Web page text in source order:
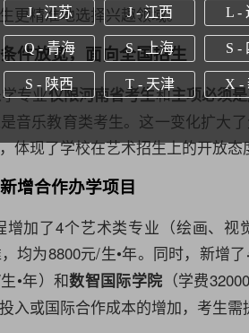
更精准地选择兴趣领域。
件放宽，面向全国招生
专业仅限河南省考生和主项必须
音乐教育类考生。这一变化扩大
体现了学校在艺术招生上的开放态
增合作办学项目
增加了4个艺术类专业（绘画、视
均为8800元/生•年。同时，新增了
•年）和数智国际学院 （学费
入或国际合作成本的增加，考生需
J - 江苏 J - 江西 L -
Q - 青海 S - 上海 S -
S - 陕西 T - 天津 X -